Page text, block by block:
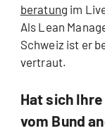
beratung im
Als Lean
Schweiz ist er
vertraut.
Hat sich
vom Bund